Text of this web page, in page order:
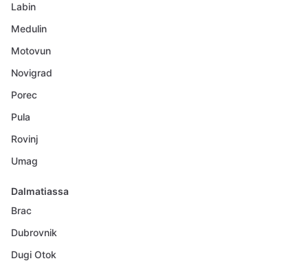
Labin
Medulin
Motovun
Novigrad
Porec
Pula
Rovinj
Umag
Dalmatiassa
Brac
Dubrovnik
Dugi Otok